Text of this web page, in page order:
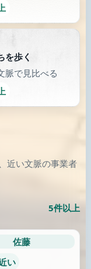
を歩く
脈で見比べる
近い文脈の事業者
5件以上
佐藤
い